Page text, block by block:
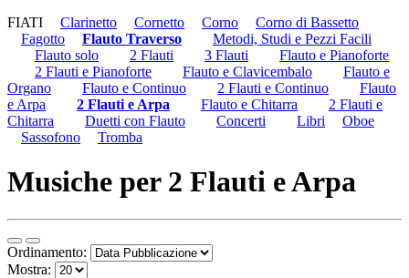
FIATI
Clarinetto Cornetto Corno
Corno di Bassetto
Fagotto
Flauto Traverso
Metodi, Studi e Pezzi Facili
Flauto solo
2 Flauti 3 Flauti
Flauto e Pianoforte
2 Flauti e Pianoforte
Flauto e Clavicembalo
Flauto e
Organo
Flauto e Continuo 2 Flauti e Continuo
Flauto
e Arpa
2 Flauti e Arpa Flauto e Chitarra
2 Flauti e
Chitarra
Duetti con Flauto Concerti Libri
Oboe
Sassofono
Tromba
Musiche per 2 Flauti e Arpa
Ordinamento:
Mostra: